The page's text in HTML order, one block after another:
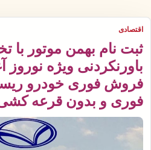
اقتصادی
ثبت نام بهمن موتور با
باورنکردنی ویژه نوروز
فوری و بدون قرعه کشی